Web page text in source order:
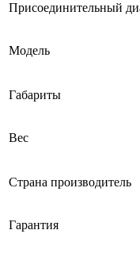
Присоединительный
Модель
Габариты
Вес
Страна производитель
Гарантия